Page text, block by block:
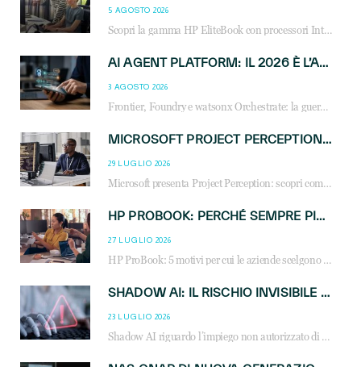
5 AGOSTO 2026
Scopri la gamma HP EliteBook con processori Intel® Core™ Ultra e AMD Ryzen™ AI. Notebook business progettati per aumentare la produttività, migliorare la collaborazione e garantire sicurezza avanzata in ufficio e in mobilità.
AI AGENT PLATFORM: IL 2026 È L’ANNO DEL «SISTEMA OPERATIVO» PER GLI AGENTI AZIENDALI
3 AGOSTO 2026
Frontier, Foundry e watsonx Orchestrate: la guerra delle piattaforme AI agent ridisegna il mercato IT. Cosa cambia per reseller, MSP e system integrator.
MICROSOFT PROJECT PERCEPTION: COME GLI AGENTI AI CAMBIERANNO SOC, CYBERSECURITY E SERVIZI MSP
29 LUGLIO 2026
Microsoft presenta Project Perception: scopri come gli agenti AI possono trasformare cybersecurity, SOC e servizi gestiti degli MSP.
HP PROBOOK: PERCHÉ SEMPRE PIÙ AZIENDE SCELGONO NOTEBOOK PROGETTATI PER IL LAVORO MODERNO
27 LUGLIO 2026
HP ProBook: 5 motivi per cui le aziende scelgono i notebook business HP per migliorare produttività, sicurezza e gestione dell’AI.
SHADOW AI: IL RISCHIO INVISIBILE CHE LE AZIENDE POSSONO GOVERNARE
23 LUGLIO 2026
Shadow AI riguardo l’impiego non autorizzato di sistemi AI all’interno dell’azienda. E’ una pratica che si diffonde a partire dai dipendenti fino ai dirigenti e mette a repentaglio la cybersecurity, con costi più elevati per le organizzazioni. Due recenti report illustrano il fenomeno e forniscono dati in merito